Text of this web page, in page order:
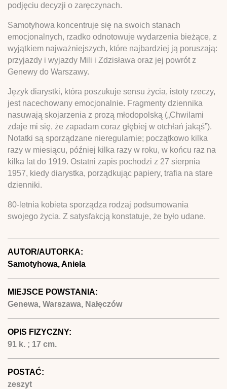
podjęciu decyzji o zaręczynach.
Samotyhowa koncentruje się na swoich stanach
emocjonalnych, rzadko odnotowuje wydarzenia bieżące, z
wyjątkiem najważniejszych, które najbardziej ją poruszają:
przyjazdy i wyjazdy Mili i Zdzisława oraz jej powrót z
Genewy do Warszawy.
Język diarystki, która poszukuje sensu życia, istoty rzeczy,
jest nacechowany emocjonalnie. Fragmenty dziennika
nasuwają skojarzenia z prozą młodopolską („Chwilami
zdaje mi się, że zapadam coraz głębiej w otchłań jakąś”).
Notatki są sporządzane nieregularnie; początkowo kilka
razy w miesiącu, później kilka razy w roku, w końcu raz na
kilka lat do 1919. Ostatni zapis pochodzi z 27 sierpnia
1957, kiedy diarystka, porządkując papiery, trafia na stare
dzienniki.
80-letnia kobieta sporządza rodzaj podsumowania
swojego życia. Z satysfakcją konstatuje, że było udane.
AUTOR/AUTORKA:
Samotyhowa, Aniela
MIEJSCE POWSTANIA:
Genewa, Warszawa, Nałęczów
OPIS FIZYCZNY:
91 k. ; 17 cm.
POSTAĆ:
zeszyt